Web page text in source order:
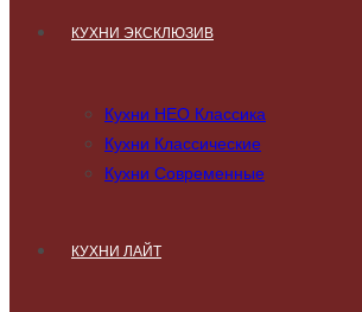
КУХНИ ЭКСКЛЮЗИВ
Кухни НЕО Классика
Кухни Классические
Кухни Современные
КУХНИ ЛАЙТ